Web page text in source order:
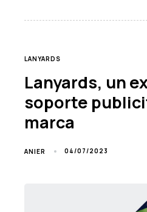
TAGS
LANYARDS
Lanyards, un
soporte
marca
ANIER 04/07/2023